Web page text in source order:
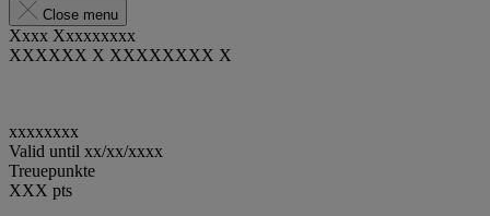
Close menu
Xxxx Xxxxxxxxx
XXXXXX X XXXXXXXX X
xxxxxxxx
Valid until xx/xx/xxxx
Treuepunkte
XXX pts